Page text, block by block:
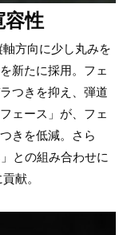
容性
軸方向に少し丸みを
新たに採用。フェ
つきを抑え、弾道
ェース」が、フェ
きを低減。さら
との組み合わせに
献。